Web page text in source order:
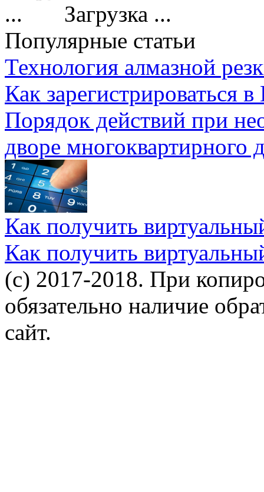
Загрузка ...
Популярные статьи
Технология алмазной
Как зарегистрироваться
Порядок действий при
дворе многоквартирного
Как получить
Как получить
(c) 2017-2018. При
обязательно наличие
сайт.